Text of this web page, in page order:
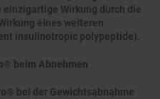
Wirkung durch die
eines weiteren
insulinotropic polypeptide).
beim Abnehmen
bei der Gewichtsabnahme